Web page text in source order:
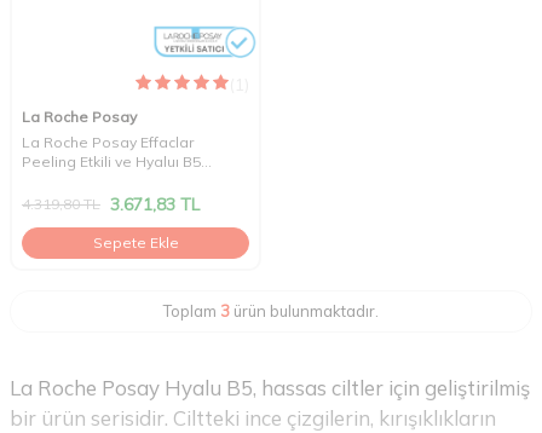
La Roche Posay
La Roche Posay Effaclar
Peeling Etkili ve Hyaluı B5
4.319,80TL 3.671,83 TL
Sepete Ekle
Toplam 3 ürün bulunmaktadır.
La Roche Posay Hyalu B5, hassas ciltler için geliştirilmiş
bir ürün serisidir. Ciltteki ince çizgilerin, kırışıklıkların